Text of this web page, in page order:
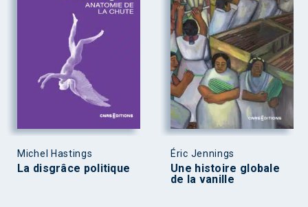
Michel Hastings
La disgrâce politique
Éric Jennings
Une histoire globale
de la vanille